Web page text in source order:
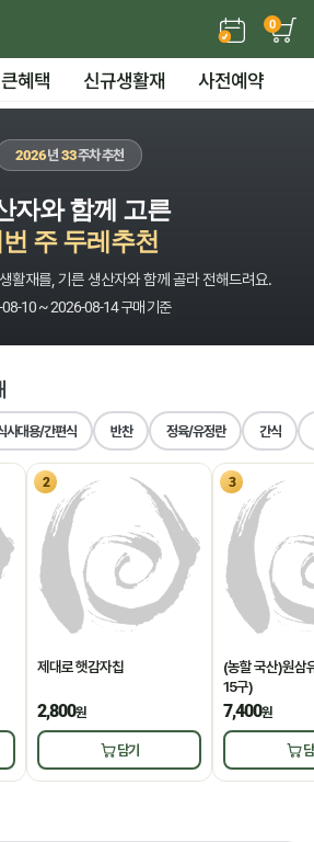
0
혜택 신규생활재 사전예약
2026년33주차 추천
자와 함께 고른
주 두레추천
활재를, 기른 생산자와 함께 골라 전해드려요.
10 ~ 2026-08-14 구매 기준
사대용/간편식 반찬 정육/유정란 간식
2
제대로 햇감자칩
2,800원
담기
3
(농할 국산)원
15구)
7,400원